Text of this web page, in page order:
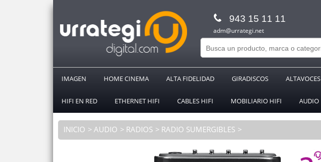
943 15 11 11
adm@urrategi.net
IMAGEN HOME CINEMA ALTA FIDELIDAD GIRADISCOS ALTAVOCES
HIFI EN RED ETHERNET HIFI CABLES HIFI MOBILIARIO HIFI AUDIO
INICIO AUDIO RADIOS RADIO SUMERGIBLES